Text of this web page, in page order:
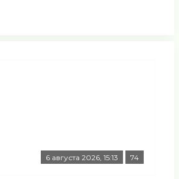
6 августа 2026, 15:13 74